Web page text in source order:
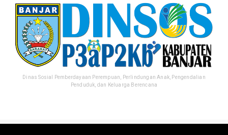
Dinas Sosial Pemberdayaan Perempuan, Perlindungan Anak, Pengendalian
Penduduk, dan Keluarga Berencana